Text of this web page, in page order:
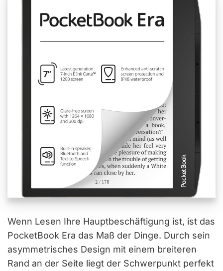
Wenn Lesen Ihre Hauptbeschäftigung ist, ist das
PocketBook Era das Maß der Dinge. Durch sein
asymmetrisches Design mit einem breiteren
Rand an der Seite liegt der Schwerpunkt perfekt